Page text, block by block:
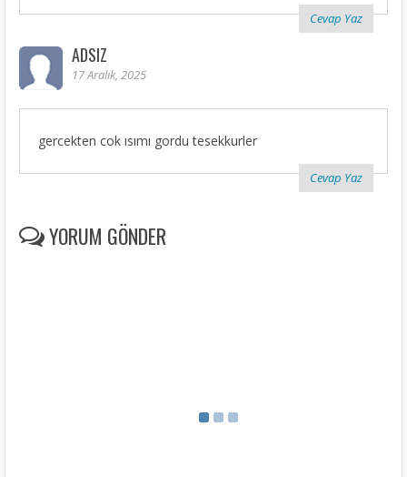
Cevap Yaz
ADSIZ
17 Aralık, 2025
gercekten cok ısımı gordu tesekkurler
Cevap Yaz
YORUM GÖNDER